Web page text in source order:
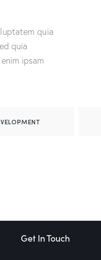
quia
quia
ipsam
Get In Touch